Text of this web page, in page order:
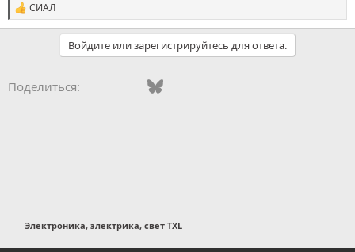
С
и
и
СИАЛ
Войдите или зарегистрируйтесь для ответа.
Поделиться: Vkontakte
FacebookBluesky
Электроника, электрика, свет TXL